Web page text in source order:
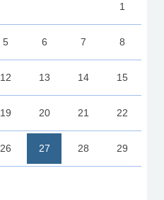
1
5 6 7 8
12 13 14 15
19 20 21 22
26 27 28 29